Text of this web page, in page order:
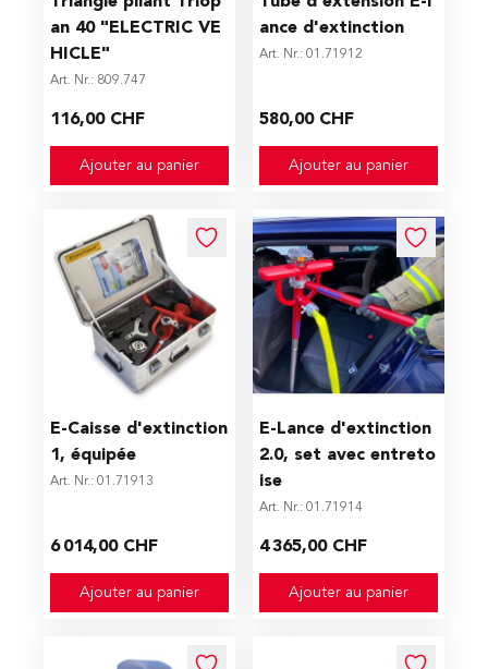
an 40 "ELECTRIC VE
HICLE"
Art. Nr.: 809.747
116,00 CHF
Ajouter au panier
ance d'extinction
Art. Nr.: 01.71912
580,00 CHF
Ajouter au panier
E-Caisse d'extinction
1, équipée
Art. Nr.: 01.71913
6 014,00 CHF
Ajouter au panier
E-Lance d'extinction
2.0, set avec entreto
ise
Art. Nr.: 01.71914
4 365,00 CHF
Ajouter au panier